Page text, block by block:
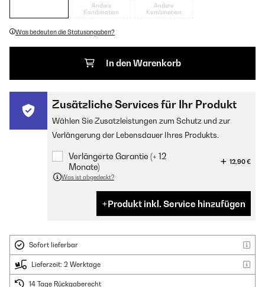
Andere
Kombination
Andere
Kombination
Was bedeuten die Statusangaben?
In den Warenkorb
Zusätzliche Services für Ihr Produkt
Wählen Sie Zusatzleistungen zum Schutz und zur
Verlängerung der Lebensdauer Ihres Produkts.
Verlängerte Garantie (+ 12
Monate)
12,90 €
Was ist abgedeckt?
Produkt inkl. Service hinzufügen
Sofort lieferbar
Lieferzeit: 2 Werktage
14 Tage Rückgaberecht